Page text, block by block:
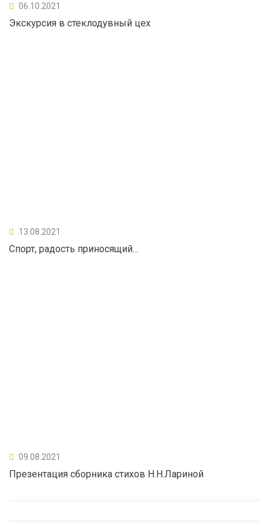
06.10.2021
Экскурсия в стеклодувный цех
13.08.2021
Спорт, радость приносящий…
09.08.2021
Презентация сборника стихов Н.Н.Лариной